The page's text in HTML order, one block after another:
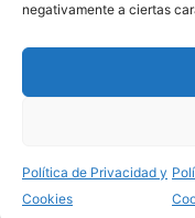
negativamente a ciertas
Política de Privacidad y
Cookies